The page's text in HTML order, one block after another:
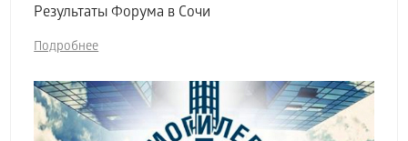
Результаты Форума в Сочи
Подробнее